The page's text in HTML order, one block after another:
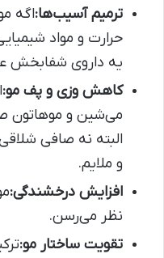
ترمیم آسیب‌ها:اگه
حرارت و مواد
یه داروی شفابخش
کاهش وزی و پف مو:
می‌شین و
البته نه صافی
و ملایم.
افزایش درخشندگی:
نظر می‌رسن.
تقویت ساختار مو: